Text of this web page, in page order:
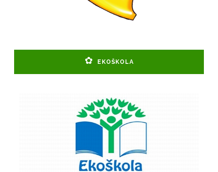
EKOŠKOLA